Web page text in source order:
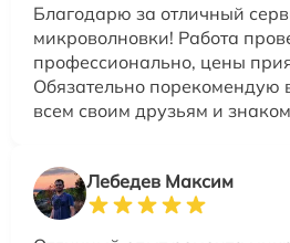
Благодарю за отличный
микроволновки! Работа
профессионально, цены
Обязательно порекомендую
всем своим друзьям и
Лебедев Максим